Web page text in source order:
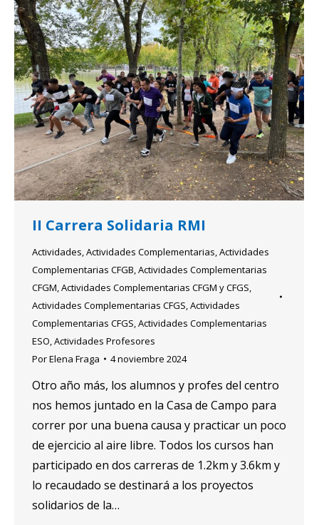
II Carrera Solidaria RMI
Actividades Actividades Complementarias Actividades
Complementarias CFGB Actividades Complementarias
CFGM Actividades Complementarias CFGM y CFGS
Actividades Complementarias CFGS Actividades
Complementarias CFGS Actividades Complementarias
ESO Actividades Profesores
PorElena Fraga 4 noviembre 2024
Otro año más, los alumnos y profes del centro
nos hemos juntado en la Casa de Campo para
correr por una buena causa y practicar un poco
de ejercicio al aire libre. Todos los cursos han
participado en dos carreras de 1.2km y 3.6km y
lo recaudado se destinará a los proyectos
solidarios de la…